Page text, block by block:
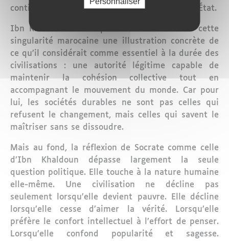
continental ou modernisation progressive de l’État.
Ibn Khaldoun aurait probablement vu dans cette
singularité marocaine une illustration concrète de
ce qu’il considérait comme essentiel à la durée des
civilisations : une autorité légitime capable de
maintenir la cohésion collective tout en
accompagnant le mouvement du monde. Car pour
lui, les sociétés durables ne sont pas celles qui
refusent le changement, mais celles qui savent le
maîtriser sans se dissoudre.
Mais au fond, la réflexion de Socrate comme celle
d’Ibn Khaldoun dépasse largement la seule
question politique. Elle touche à la nature humaine
elle-même. Une civilisation ne décline pas
seulement lorsqu’elle devient pauvre. Elle décline
lorsqu’elle cesse d’aimer la vérité. Lorsqu’elle
préfère le confort intellectuel à l’effort de penser.
Lorsqu’elle confond popularité et sagesse.